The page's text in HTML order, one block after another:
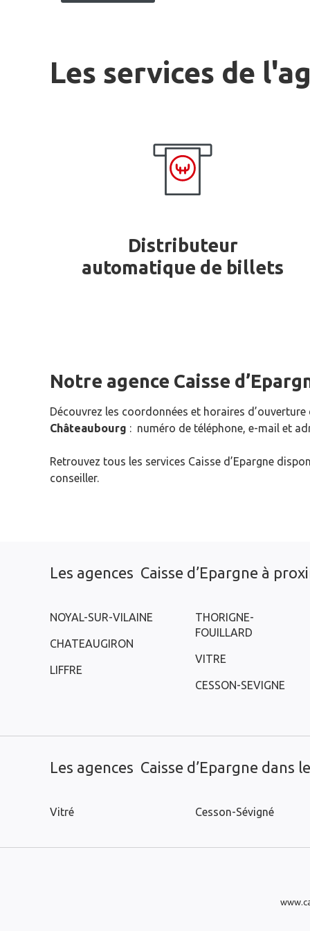
Les services de
Distributeur
automatique de billets
Notre agence Caisse
Découvrez les coordonnées et horaires d’ouverture
Châteaubourg : numéro de téléphone, e-mail et
Retrouvez tous les services Caisse d’Epargne
conseiller.
Les agences Caisse d’Epargne à
NOYAL-SUR-VILAINE
CHATEAUGIRON
LIFFRE
THORIGNE-
FOUILLARD
VITRE
CESSON-SEVIGNE
Les agences Caisse d’Epargne dans
Vitré Cesson-Sévigné